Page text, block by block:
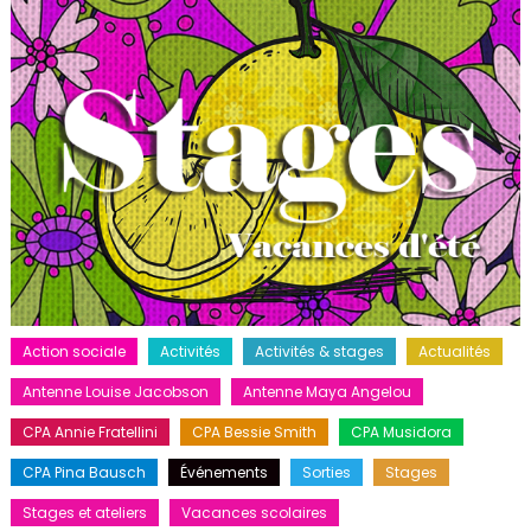
Action sociale Activités Activités & stages
Actualités
Antenne Louise Jacobson
Antenne Maya Angelou
CPA Annie Fratellini
CPA Bessie Smith
CPA Musidora
CPA Pina Bausch
Événements Sorties
Stages
Stages et ateliers
Vacances scolaires